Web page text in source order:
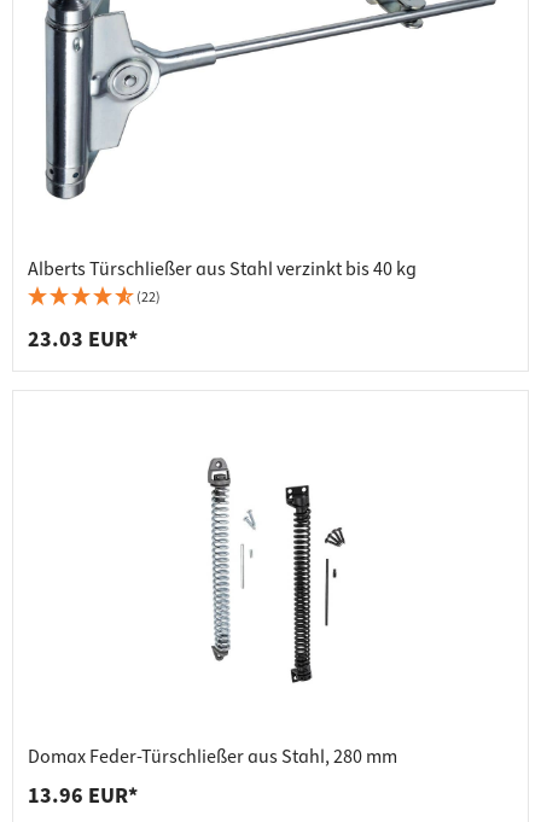
Alberts Türschließer aus Stahl verzinkt bis 40 kg
(22)
23.03 EUR*
Domax Feder-Türschließer aus Stahl, 280 mm
13.96 EUR*